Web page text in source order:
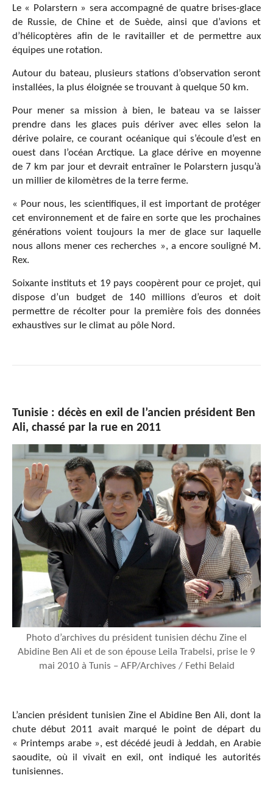
Le « Polarstern » sera accompagné de quatre brises-glace
de Russie, de Chine et de Suède, ainsi que d’avions et
d’hélicoptères afin de le ravitailler et de permettre aux
équipes une rotation.
Autour du bateau, plusieurs stations d’observation seront
installées, la plus éloignée se trouvant à quelque 50 km.
Pour mener sa mission à bien, le bateau va se laisser
prendre dans les glaces puis dériver avec elles selon la
dérive polaire, ce courant océanique qui s’écoule d’est en
ouest dans l’océan Arctique. La glace dérive en moyenne
de 7 km par jour et devrait entraîner le Polarstern jusqu’à
un millier de kilomètres de la terre ferme.
« Pour nous, les scientifiques, il est important de protéger
cet environnement et de faire en sorte que les prochaines
générations voient toujours la mer de glace sur laquelle
nous allons mener ces recherches », a encore souligné M.
Rex.
Soixante instituts et 19 pays coopèrent pour ce projet, qui
dispose d’un budget de 140 millions d’euros et doit
permettre de récolter pour la première fois des données
exhaustives sur le climat au pôle Nord.
Tunisie : décès en exil de l’ancien président Ben
Ali, chassé par la rue en 2011
Photo d’archives du président tunisien déchu Zine el
Abidine Ben Ali et de son épouse Leila Trabelsi, prise le 9
mai 2010 à Tunis – AFP/Archives / Fethi Belaid
L’ancien président tunisien Zine el Abidine Ben Ali, dont la
chute début 2011 avait marqué le point de départ du
« Printemps arabe », est décédé jeudi à Jeddah, en Arabie
saoudite, où il vivait en exil, ont indiqué les autorités
tunisiennes.